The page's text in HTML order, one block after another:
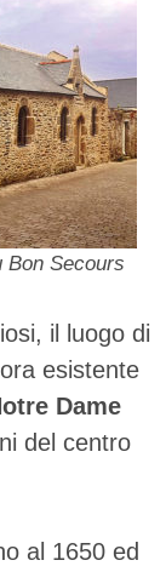
Bon Secours
il luogo di
esistente
Dame
del centro
al 1650 ed